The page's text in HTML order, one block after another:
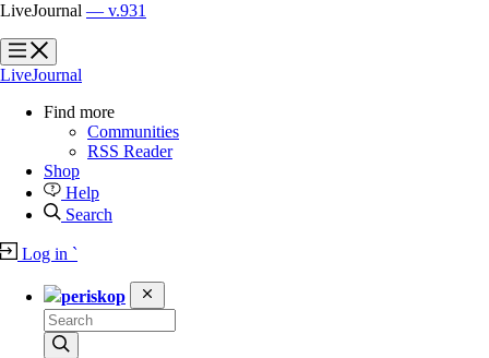
LiveJournal — v.931
?
?
LiveJournal
Find more
Communities
RSS Reader
Shop
Help
Search
Log in `
periskop